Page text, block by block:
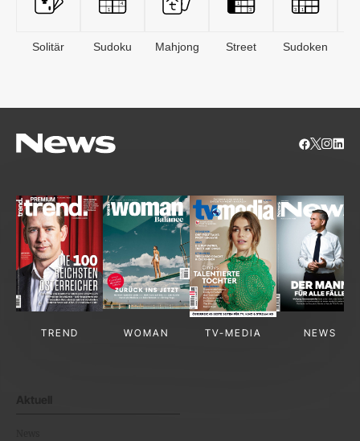
Solitär Sudoku Mahjong Street Sudoken
TREND WOMAN TV-MEDIA NEWS